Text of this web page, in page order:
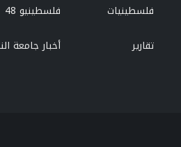
فلسطينيات فلسطينيو 48
تقارير
أخبار جامعة